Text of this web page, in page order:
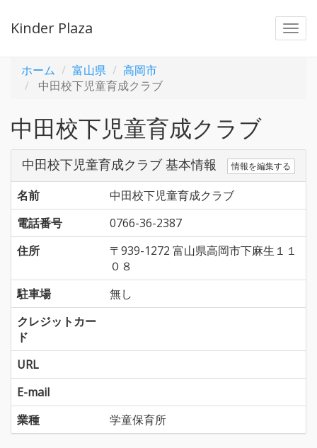
Kinder Plaza
ホーム 富山県
高岡市
中田校下児童育成クラブ
中田校下児童育成クラブ
中田校下児童育成クラブ 基本情報 情報を編集する
名前
中田校下児童育成クラブ
電話番号
0766-36-2387
住所
〒939-1272 富山県高岡市下麻生１１
０８
駐車場
無し
クレジットカー
ド
URL
E-mail
業種
学童保育所